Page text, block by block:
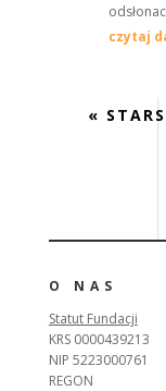
czytaj
«
O NAS
Statut Fundacji
KRS 0000439213
NIP 5223000761
REGON